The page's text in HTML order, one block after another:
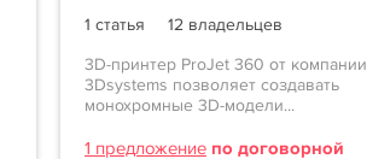
1 статья
12 владельцев
3D-принтер ProJet 360 от компании
3Dsystems позволяет создавать
монохромные 3D-модели...
1 предложение по договорной